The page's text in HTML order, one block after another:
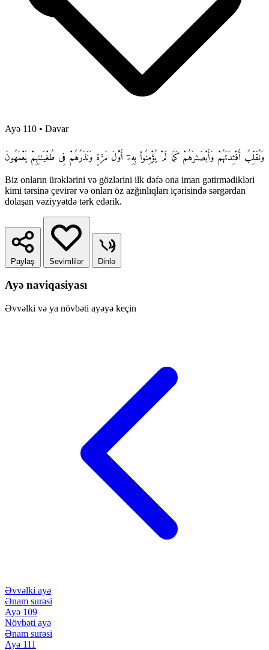
Ayə 110 • Davar
وَنُقَلِّبُ أَفْـِٔدَتَهُمْ وَأَبْصَـٰرَهُمْ كَمَا لَمْ يُؤْمِنُوا۟ بِهِۦٓ أَوَّلَ مَرَّةٍ وَنَذَرُهُمْ فِى طُغْيَـٰنِهِمْ يَعْمَهُونَ
Biz onların ürəklərini və gözlərini ilk dəfə ona iman gətirmədikləri
kimi tərsinə çevirər və onları öz azğınlıqları içərisində sərgərdan
dolaşan vəziyyətdə tərk edərik.
Paylaş Sevimlilər Dinlə
Ayə naviqasiyası
Əvvəlki və ya növbəti ayəyə keçin
Əvvəlki ayə
Ənam surəsi
Ayə 109
Növbəti ayə
Ənam surəsi
Ayə 111